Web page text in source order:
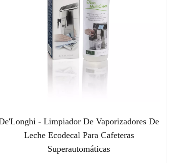
- Limpiador De Vaporizadores De
Leche Ecodecal Para Cafeteras
Superautomáticas